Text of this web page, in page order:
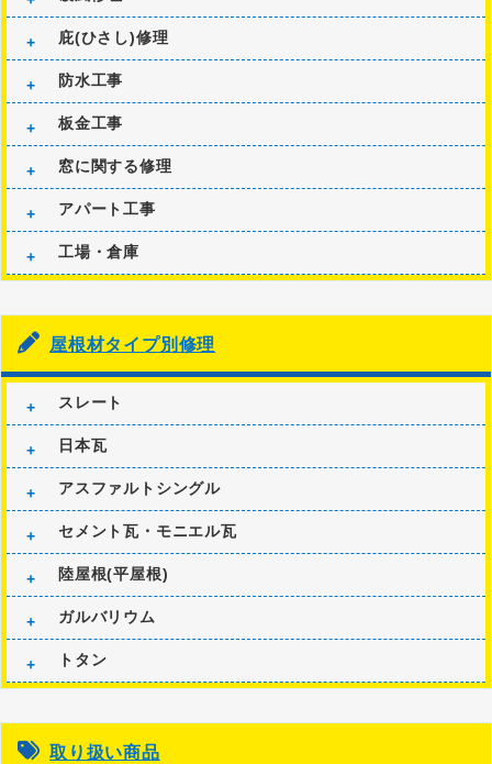
庇(ひさし)修理
防水工事
板金工事
窓に関する修理
アパート工事
工場・倉庫
屋根材タイプ別修理
スレート
日本瓦
アスファルトシングル
セメント瓦・モニエル瓦
陸屋根(平屋根)
ガルバリウム
トタン
取り扱い商品